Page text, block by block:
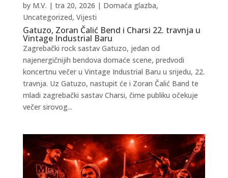
Gatuzo, Zoran Čalić Bend i Charsi 22. travnja u
Vintage Industrial Baru
by M.V. | tra 20, 2026 | Domaća glazba,
Uncategorized, Vijesti
Zagrebački rock sastav Gatuzo, jedan od
najenergičnijih bendova domaće scene, predvodi
koncertnu večer u Vintage Industrial Baru u srijedu, 22.
travnja. Uz Gatuzo, nastupit će i Zoran Čalić Band te
mladi zagrebački sastav Charsi, čime publiku očekuje
večer sirovog...